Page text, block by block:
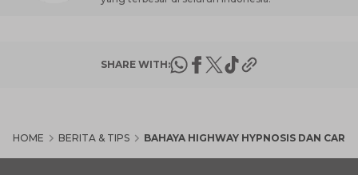
SHARE WITH:
HOME BERITA & TIPS BAHAYA HIGHWAY HYPNOSIS DAN